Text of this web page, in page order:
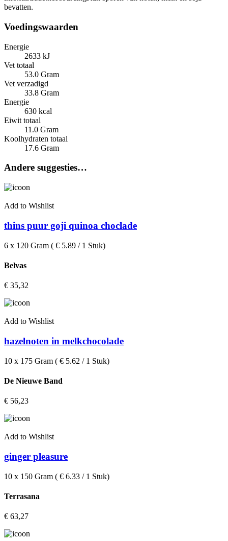
bevatten.
Voedingswaarden
Energie
2633 kJ
Vet totaal
53.0 Gram
Vet verzadigd
33.8 Gram
Energie
630 kcal
Eiwit totaal
11.0 Gram
Koolhydraten totaal
17.6 Gram
Andere suggesties…
Add to Wishlist
thins puur goji quinoa choclade
6 x 120 Gram ( € 5.89 / 1 Stuk)
Belvas
€ 35,32
Add to Wishlist
hazelnoten in melkchocolade
10 x 175 Gram ( € 5.62 / 1 Stuk)
De Nieuwe Band
€ 56,23
Add to Wishlist
ginger pleasure
10 x 150 Gram ( € 6.33 / 1 Stuk)
Terrasana
€ 63,27